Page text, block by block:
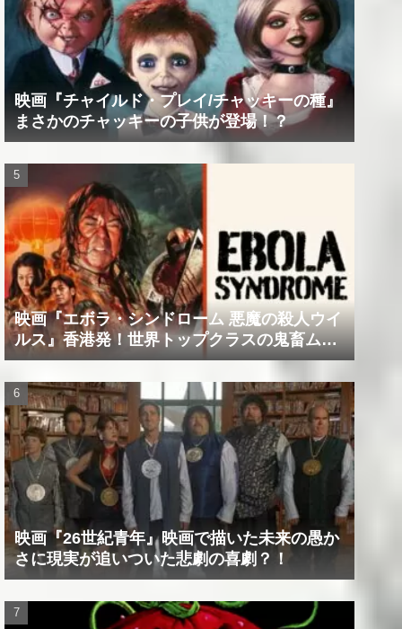
映画『チャイルド・プレイ/チャッキーの種』
まさかのチャッキーの子供が登場！？
映画『エボラ・シンドローム 悪魔の殺人ウイ
ルス』香港発！世界トップクラスの鬼畜ムー
ビー！！
映画『26世紀青年』映画で描いた未来の愚か
さに現実が追いついた悲劇の喜劇？！